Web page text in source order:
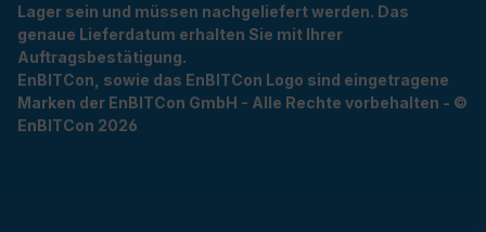
Lager sein und müssen nachgeliefert werden. Das
genaue Lieferdatum erhalten Sie mit Ihrer
Auftragsbestätigung.
EnBITCon, sowie das EnBITCon Logo sind eingetragene
Marken der EnBITCon GmbH - Alle Rechte vorbehalten - ©
EnBITCon 2026